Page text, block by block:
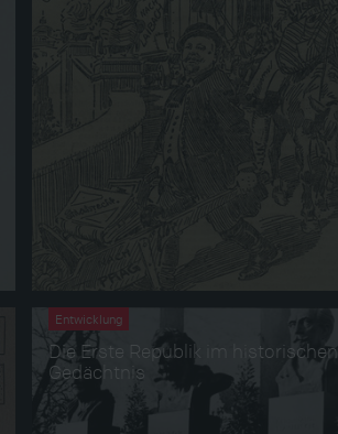
Entwicklung
Die Erste Republik im historischen
Gedächtnis